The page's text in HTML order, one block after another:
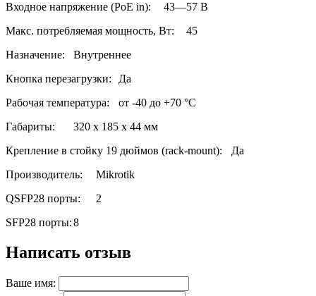
Входное напряжение (PoE in):
43—57 В
Макс. потребляемая мощность, Вт:
45
Назначение:
Внутреннее
Кнопка перезагрузки:
Да
Рабочая температура:
от -40 до +70 °C
Габариты:
320 x 185 x 44 мм
Крепление в стойку 19 дюймов (rack-mount):
Да
Производитель:
Mikrotik
QSFP28 порты:
2
SFP28 порты:8
Написать отзыв
Ваше имя: